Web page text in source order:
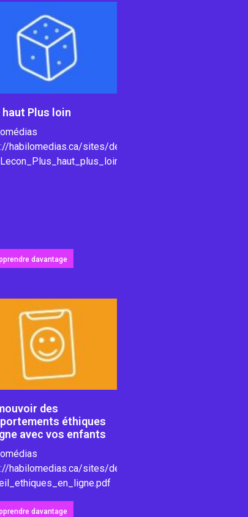
haut Plus loin
habilomedias.ca/sites/default/files/pdfs/lesson-
davantage
des
éthiques
avec vos enfants
habilomedias.ca/sites/default/files/pdfs/tipsheet/
davantage